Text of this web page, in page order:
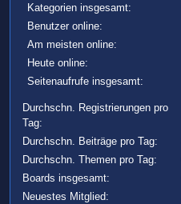
Kategorien insgesamt:
Benutzer online:
Am meisten online:
Heute online:
Seitenaufrufe insgesamt:
Durchschn. Registrierungen pro
Tag:
Durchschn. Beiträge pro Tag:
Durchschn. Themen pro Tag:
Boards insgesamt:
Neuestes Mitglied: